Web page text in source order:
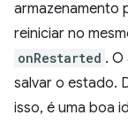
armazenamento
reiniciar no
onRestarted .
salvar o estado.
isso, é uma boa